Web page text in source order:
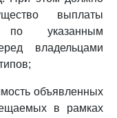
выплаты
по указанным
владельцами
объявленных
в рамках